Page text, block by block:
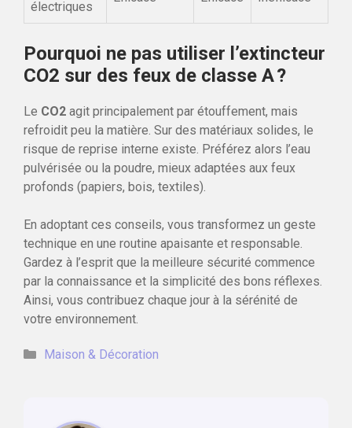
électriques
Pourquoi ne pas utiliser l’extincteur
CO2 sur des feux de classe A ?
Le CO2 agit principalement par étouffement, mais
refroidit peu la matière. Sur des matériaux solides, le
risque de reprise interne existe. Préférez alors l’eau
pulvérisée ou la poudre, mieux adaptées aux feux
profonds (papiers, bois, textiles).
En adoptant ces conseils, vous transformez un geste
technique en une routine apaisante et responsable.
Gardez à l’esprit que la meilleure sécurité commence
par la connaissance et la simplicité des bons réflexes.
Ainsi, vous contribuez chaque jour à la sérénité de
votre environnement.
Catégories
Maison & Décoration